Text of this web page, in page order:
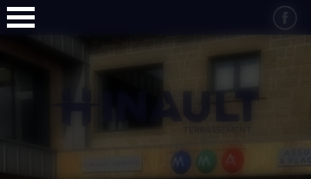
Panneau de gestion des cookies